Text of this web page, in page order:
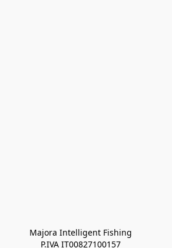
Majora Intelligent Fishing
P.IVA IT00827100157